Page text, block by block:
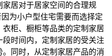
居对于居家空间的合理规
为小户型住宅需要而选择定
柜、橱柜等品类的定制家居
时间内，定制家居的受关注
同时，从定制家居产品的消